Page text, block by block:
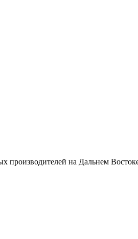
производителей на Дальнем